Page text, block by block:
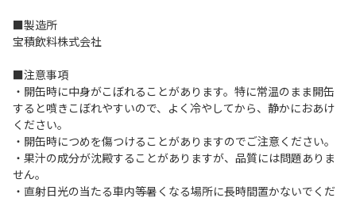
■製造所
宝積飲料株式会社
■注意事項
・開缶時に中身がこぼれることがあります。特に常温のまま開缶
すると噴きこぼれやすいので、よく冷やしてから、静かにおあけ
ください。
・開缶時につめを傷つけることがありますのでご注意ください。
・果汁の成分が沈殿することがありますが、品質には問題ありま
せん。
・直射日光の当たる車内等暑くなる場所に長時間置かないでくだ